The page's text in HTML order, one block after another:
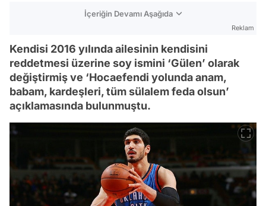
İçeriğin Devamı Aşağıda
Reklam
Kendisi 2016 yılında ailesinin kendisini
reddetmesi üzerine soy ismini ‘Gülen’ olarak
değiştirmiş ve ‘Hocaefendi yolunda anam,
babam, kardeşleri, tüm sülalem feda olsun’
açıklamasında bulunmuştu.